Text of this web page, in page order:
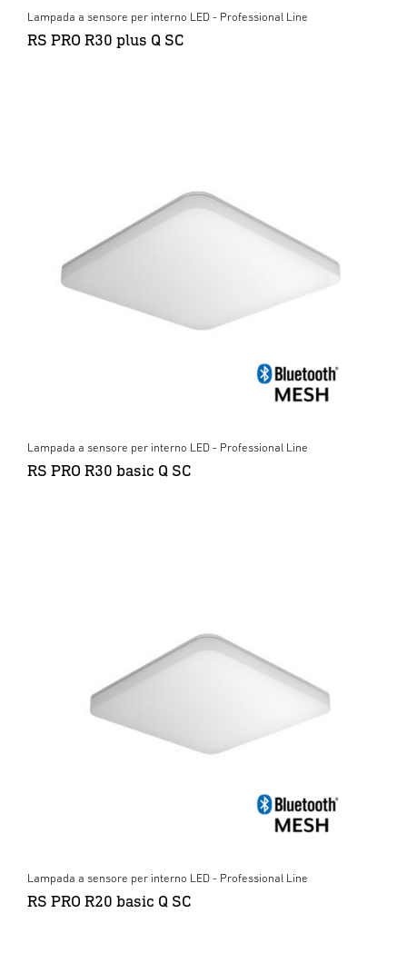
Lampada a sensore per interno LED - Professional Line
RS PRO R30 plus Q SC
Lampada a sensore per interno LED - Professional Line
RS PRO R30 basic Q SC
Lampada a sensore per interno LED - Professional Line
RS PRO R20 basic Q SC